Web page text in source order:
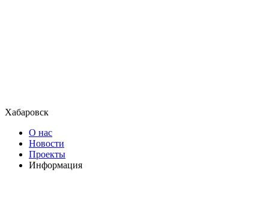
Хабаровск
О нас
Новости
Проекты
Информация